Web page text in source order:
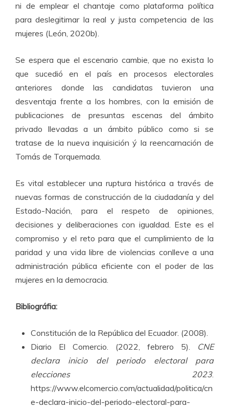
ni de emplear el chantaje como plataforma política
para deslegitimar la real y justa competencia de las
mujeres (León, 2020b).
Se espera que el escenario cambie, que no exista lo
que sucedió en el país en procesos electorales
anteriores donde las candidatas tuvieron una
desventaja frente a los hombres, con la emisión de
publicaciones de presuntas escenas del ámbito
privado llevadas a un ámbito público como si se
tratase de la nueva inquisición ý la reencarnación de
Tomás de Torquemada.
Es vital establecer una ruptura histórica a través de
nuevas formas de construcción de la ciudadanía y del
Estado-Nación, para el respeto de opiniones,
decisiones y deliberaciones con igualdad. Este es el
compromiso y el reto para que el cumplimiento de la
paridad y una vida libre de violencias conlleve a una
administración pública eficiente con el poder de las
mujeres en la democracia.
Bibliográfia:
Constitución de la República del Ecuador. (2008).
Diario El Comercio. (2022, febrero 5). CNE
declara inicio del periodo electoral para
elecciones 2023.
https://www.elcomercio.com/actualidad/politica/cn
e-declara-inicio-del-periodo-electoral-para-